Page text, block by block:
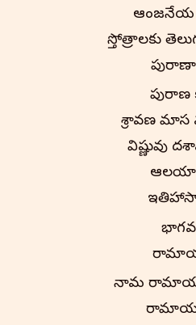
ఆంజనేయ
స్తోత్రాలకు
పురాణ
శ్రావణ మాస
విష్ణువు
నామ